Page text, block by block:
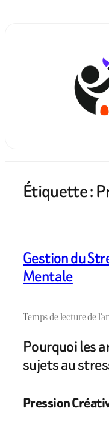
Étiquette :
Gestion du
Mentale
Temps de lecture de
Pourquoi les
sujets au
Pression